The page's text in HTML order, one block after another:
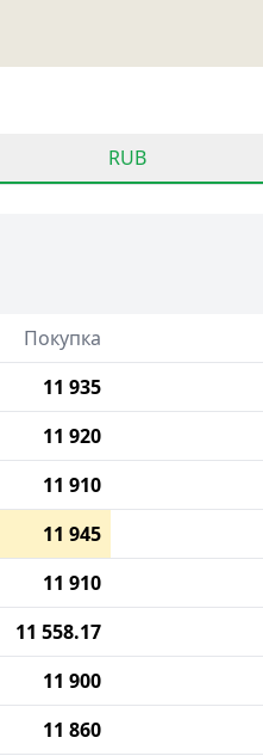
RUB
Покупка
11 935
11 920
11 910
11 945
11 910
11 558.17
11 900
11 860